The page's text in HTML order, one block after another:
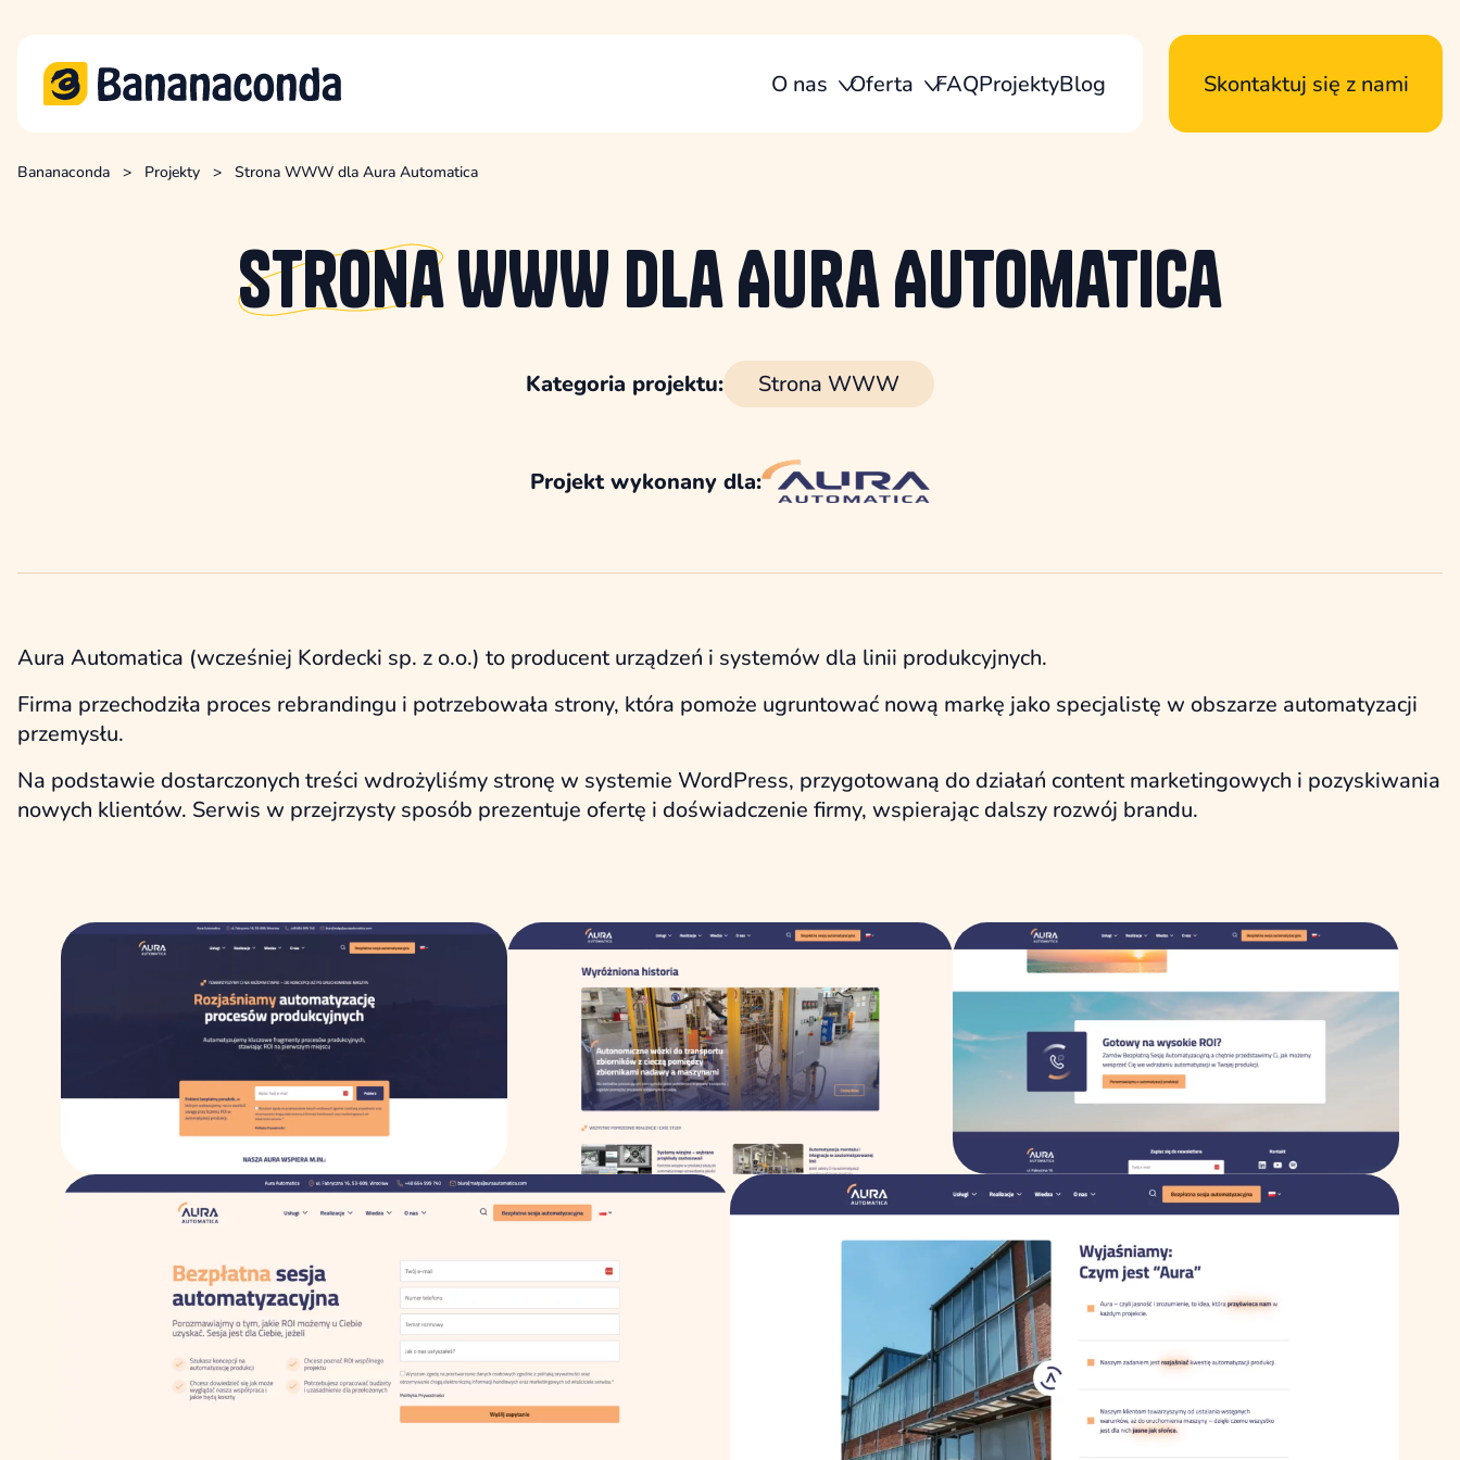
O nas Oferta FAQProjektyBlog Skontaktuj się z nami
Bananaconda > Projekty > Strona WWW dla Aura Automatica
StronaWWW dla Aura Automatica
Kategoria projektu: Strona WWW
Projekt wykonany dla:
Aura Automatica (wcześniej Kordecki sp. z o.o.) to producent urządzeń i systemów dla linii produkcyjnych.
Firma przechodziła proces rebrandingu i potrzebowała strony, która pomoże ugruntować nową markę jako specjalistę w obszarze automatyzacji
przemysłu.
Na podstawie dostarczonych treści wdrożyliśmy stronę w systemie WordPress, przygotowaną do działań content marketingowych i pozyskiwania
nowych klientów. Serwis w przejrzysty sposób prezentuje ofertę i doświadczenie firmy, wspierając dalszy rozwój brandu.